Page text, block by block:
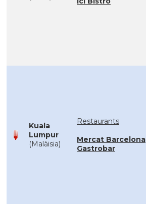
Kuala
Lumpur
(Malàisia)
Restaurants
Mercat Barcelona
Gastrobar